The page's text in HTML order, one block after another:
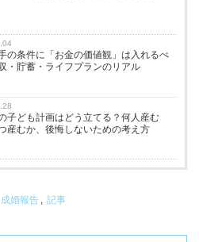
の条件に「お金の価値観」は入れるべ
・貯蓄・ライフプランのリアル
子ども計画はどう立てる？何人産む
産むか、後悔しないための考え方
成婚報告 記事